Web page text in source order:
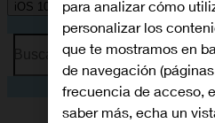
iOS 10.0
Busca por problema o tema
para analizar cómo
personalizar los
que te mostramos en
de navegación
frecuencia de acceso,
saber más, echa un